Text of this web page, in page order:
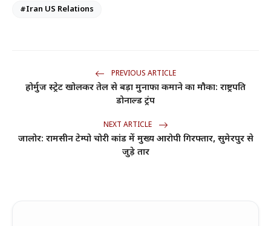
#Iran US Relations
PREVIOUS ARTICLE
होर्मुज स्ट्रेट खोलकर तेल से बड़ा मुनाफा कमाने का मौका: राष्ट्रपति
डोनाल्ड ट्रंप
NEXT ARTICLE
जालोर: रामसीन टेम्पो चोरी कांड में मुख्य आरोपी गिरफ्तार, सुमेरपुर से
जुड़े तार